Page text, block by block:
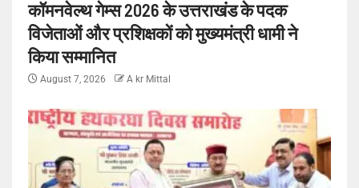
कॉमनवेल्थ गेम्स 2026 के उत्तराखंड के पदक
विजेताओं और प्रशिक्षकों को मुख्यमंत्री धामी ने
किया सम्मानित
August 7, 2026 A kr Mittal